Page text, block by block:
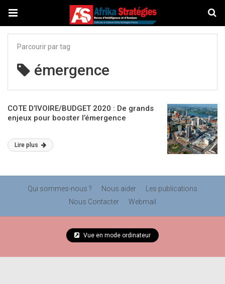
Parcourir par tag
émergence
COTE D’IVOIRE/BUDGET 2020 : De grands
enjeux pour booster l’émergence
Lire plus
Qui sommes-nous ? Nous aider
Les publications
Nous Contacter
Webmail
Vue en mode ordinateur